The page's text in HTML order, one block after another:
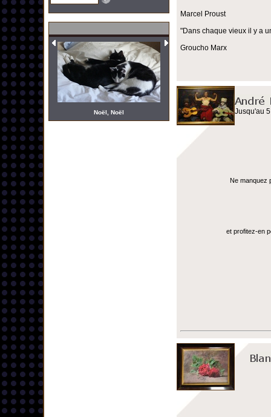
Noël, Noël
Marcel Proust
"Dans chaque vieux il y a
Groucho Marx
Jusqu'au
Ne manquez
et profitez-en